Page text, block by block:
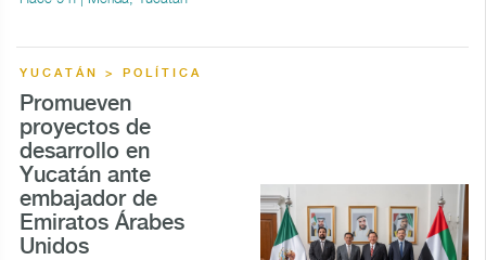
YUCATÁN > POLÍTICA
Promueven
proyectos de
desarrollo en
Yucatán ante
embajador de
Emiratos Árabes
Unidos